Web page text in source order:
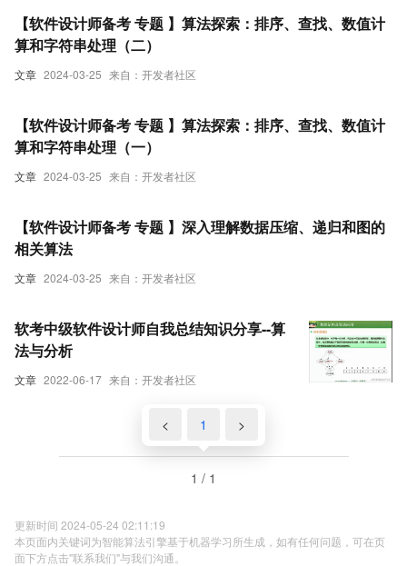
文章 2024-03-25 来自：开发者社区
【软件设计师备考 专题 】算法探索：排序、查找、数值计
算和字符串处理（二）
文章 2024-03-25 来自：开发者社区
【软件设计师备考 专题 】算法探索：排序、查找、数值计
算和字符串处理（一）
文章 2024-03-25 来自：开发者社区
【软件设计师备考 专题 】深入理解数据压缩、递归和图的
相关算法
文章 2022-06-17 来自：开发者社区
软考中级软件设计师自我总结知识分享--算
法与分析
< 1 >
1 / 1
更新时间 2024-05-24 02:11:19
本页面内关键词为智能算法引擎基于机器学习所生成，如有任何问题，可在页
面下方点击"联系我们"与我们沟通。